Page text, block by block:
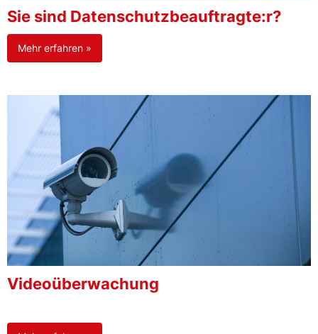
Sie sind Datenschutzbeauftragte:r?
Mehr erfahren »
Videoüberwachung